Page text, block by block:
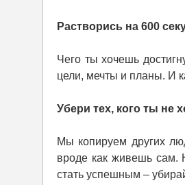
Растворись на 600
Чего ты хочешь
цели, мечты и планы. И
Убери тех, кого ты не
Мы копируем других
вроде как живешь сам.
стать успешным –